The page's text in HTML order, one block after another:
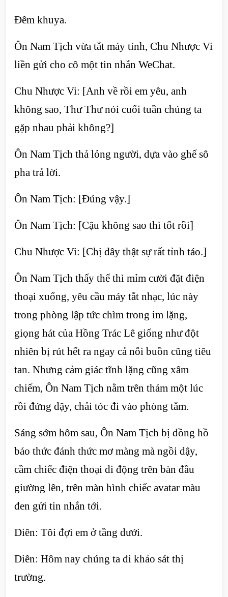
Đêm khuya.
Ôn Nam Tịch vừa tắt máy tính, Chu Nhược Vi
liền gửi cho cô một tin nhắn WeChat.
Chu Nhược Vi: [Anh về rồi em yêu, anh
không sao, Thư Thư nói cuối tuần chúng ta
gặp nhau phải không?]
Ôn Nam Tịch thả lỏng người, dựa vào ghế sô
pha trả lời.
Ôn Nam Tịch: [Đúng vậy.]
Ôn Nam Tịch: [Cậu không sao thì tốt rồi]
Chu Nhược Vi: [Chị đây thật sự rất tỉnh táo.]
Ôn Nam Tịch thấy thế thì mỉm cười đặt điện
thoại xuống, yêu cầu máy tắt nhạc, lúc này
trong phòng lập tức chìm trong im lặng,
giọng hát của Hồng Trác Lê giống như đột
nhiên bị rút hết ra ngay cả nỗi buồn cũng tiêu
tan. Nhưng cảm giác tĩnh lặng cũng xâm
chiếm, Ôn Nam Tịch nằm trên thảm một lúc
rồi đứng dậy, chải tóc đi vào phòng tắm.
Sáng sớm hôm sau, Ôn Nam Tịch bị đồng hồ
báo thức đánh thức mơ màng mà ngồi dậy,
cầm chiếc điện thoại di động trên bàn đầu
giường lên, trên màn hình chiếc avatar màu
đen gửi tin nhắn tới.
Diên: Tôi đợi em ở tầng dưới.
Diên: Hôm nay chúng ta đi khảo sát thị
trường.